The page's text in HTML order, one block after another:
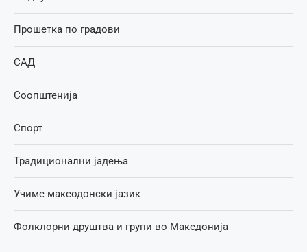
Прошетка по градови
САД
Соопштенија
Спорт
Традиционални јадења
Учиме макеодонски јазик
Фолклорни друштва и групи во Македонија